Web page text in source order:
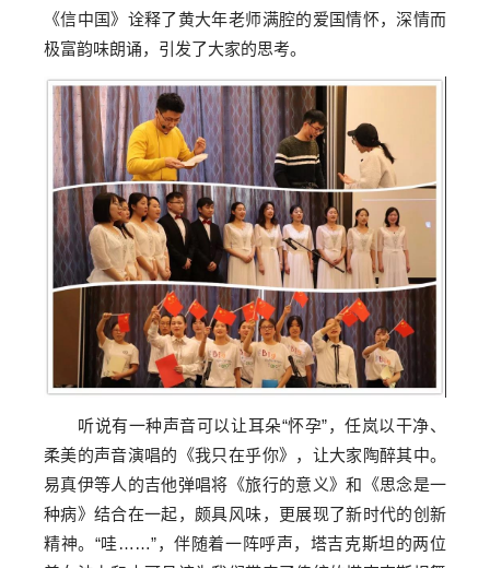
《信中国》诠释了黄大年老师满腔的爱国情怀，深情而
极富韵味朗诵，引发了大家的思考。
听说有一种声音可以让耳朵“怀孕”，任岚以干净、
柔美的声音演唱的《我只在乎你》，让大家陶醉其中。
易真伊等人的吉他弹唱将《旅行的意义》和《思念是一
种病》结合在一起，颇具风味，更展现了新时代的创新
精神。“哇……”，伴随着一阵呼声，塔吉克斯坦的两位